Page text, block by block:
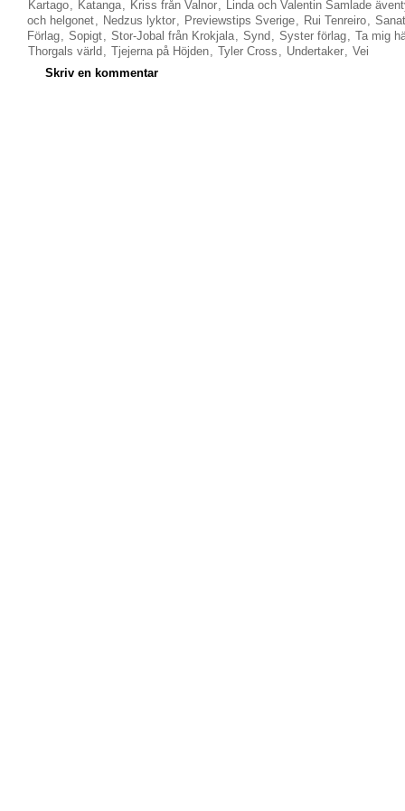
Kartago, Katanga, Kriss från Valnor, Linda och Valentin Samlade
och helgonet, Nedzus lyktor, Previewstips Sverige, Rui Tenreiro,
Förlag, Sopigt, Stor-Jobal från Krokjala, Synd , Syster förlag, Ta mig
Thorgals värld , Tjejerna på Höjden, Tyler Cross , Undertaker, Vei
Skriv en kommentar